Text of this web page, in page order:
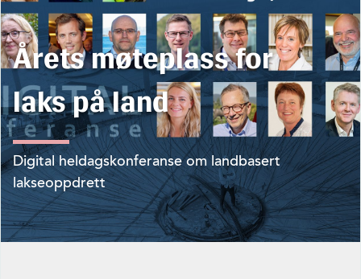
Årets møteplass for
laks på land
Digital heldagskonferanse om landbasert
lakseoppdrett